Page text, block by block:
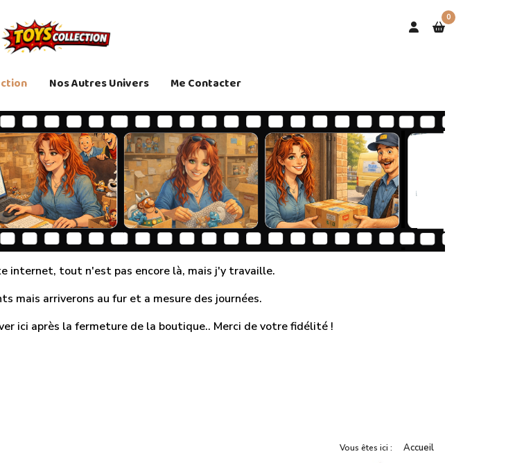
0
Nos Autres Univers Me Contacter
internet, tout n'est pas encore là, mais j'y travaille.
mais arriverons au fur et a mesure des journées.
ici après la fermeture de la boutique.. Merci de votre fidélité !
Vous êtes ici : Accueil